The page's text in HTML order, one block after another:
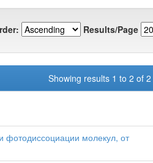
Results/Page
Showing results 1 to 2 of 2
фотодиссоциации молекул, от